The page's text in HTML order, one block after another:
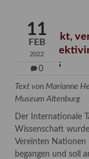
11
FEB
2022
0
Verschenkt,
Museums
Text von Marianne
Museum Altenburg
Der Internationale
Wissenschaft
Vereinten Nationen
begangen und soll